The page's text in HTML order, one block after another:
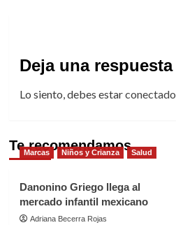
Deja una respuesta
Lo siento, debes estarconectado
Te recomendamos
Marcas Niños y Crianza Salud
Danonino Griego llega al
mercado infantil mexicano
Adriana Becerra Rojas